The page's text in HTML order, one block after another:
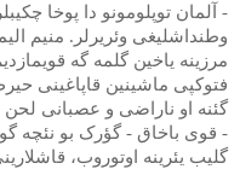
- آلمان توپلومونو دا پوخا
وطنداشلیغی وئریرلر. منیم
مرزینه یاخین گلمه گه
فتوکپی ماشینین قاپاغینی
گئنه او ناراضی و عصبانی لحن
- قوی باخاق - گؤرک بو نئچه
گلیب یئرینه اوتوروب،